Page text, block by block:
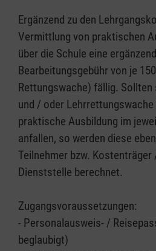
Ergänzend zu den
Vermittlung von praktischen
über die Schule eine
Bearbeitungsgebühr von je
Rettungswache) fällig. Sollten
und / oder
praktische Ausbildung im
anfallen, so werden diese
Teilnehmer bzw. Kostenträger
Dienststelle berechnet.
Zugangsvoraussetzungen:
- Personalausweis- /
beglaubigt)